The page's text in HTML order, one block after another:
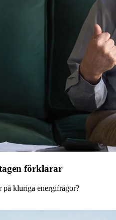
förklarar
på kluriga energifrågor?